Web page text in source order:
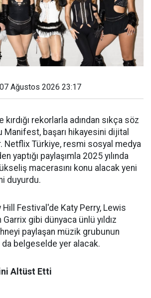
07 Ağustos 2026 23:17
rekorlarla adından sıkça söz
başarı hikayesini dijital
Netflix Türkiye, resmi sosyal medya
yaptığı paylaşımla 2025 yılında
macerasını konu alacak yeni
duyurdu.
Hill Festival'de Katy Perry, Lewis
gibi dünyaca ünlü yıldız
paylaşan müzik grubunun
da belgeselde yer alacak.
Altüst Etti